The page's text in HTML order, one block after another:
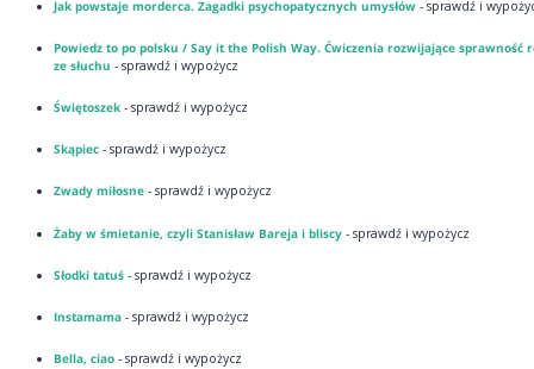
Jak powstaje morderca. Zagadki psychopatycznych umysłów- sprawdź i
Powiedz to po polsku / Say it the Polish Way. Ćwiczenia rozwijające sprawność
ze słuchu - sprawdź i wypożycz
Świętoszek - sprawdź i wypożycz
Skąpiec - sprawdź i wypożycz
Zwady miłosne- sprawdź i wypożycz
Żaby w śmietanie, czyli Stanisław Bareja i bliscy- sprawdź i wypożycz
Słodki tatuś- sprawdź i wypożycz
Instamama - sprawdź i wypożycz
Bella, ciao- sprawdź i wypożycz